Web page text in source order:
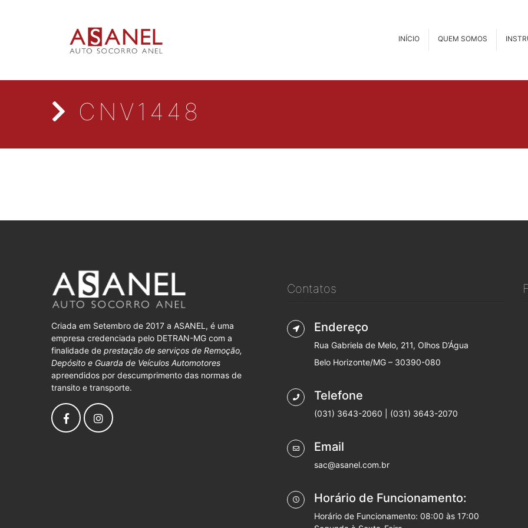
INÍCIO QUEM SOMOS
CNV1448
Criada em Setembro de 2017 a ASANEL, é uma
empresa credenciada pelo DETRAN-MG com a
finalidade de prestação de serviços de Remoção,
Depósito e Guarda de Veículos Automotores
apreendidos por descumprimento das normas de
transito e transporte.
Contatos
Endereço
Rua Gabriela de Melo, 211, Olhos D’Água
Belo Horizonte/MG – 30390-080
Telefone
(031) 3643-2060 | (031) 3643-2070
Email
sac@asanel.com.br
Horário de Funcionamento:
Horário de Funcionamento: 08:00 às 17:00